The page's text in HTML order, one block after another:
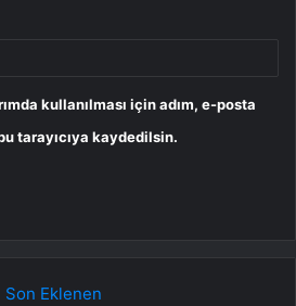
kullanılması için adım, e-posta
tarayıcıya kaydedilsin.
Son Eklenen